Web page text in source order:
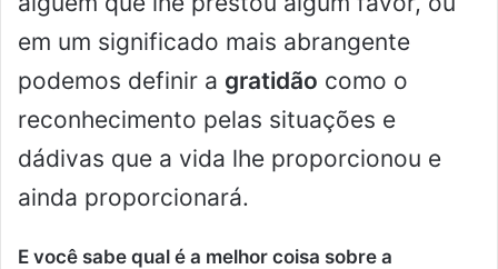
em um significado mais abrangente
podemos definir a gratidão como o
reconhecimento pelas situações e
dádivas que a vida lhe proporcionou e
ainda proporcionará.
E você sabe qual é a melhor coisa sobre a